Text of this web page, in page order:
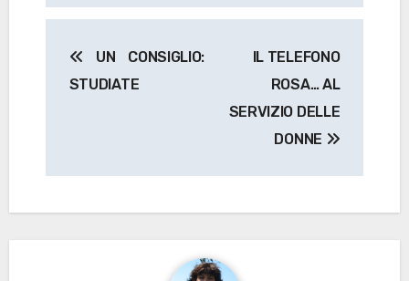
articoli
UN CONSIGLIO:
STUDIATE
IL TELEFONO
ROSA… AL
SERVIZIO DELLE
DONNE